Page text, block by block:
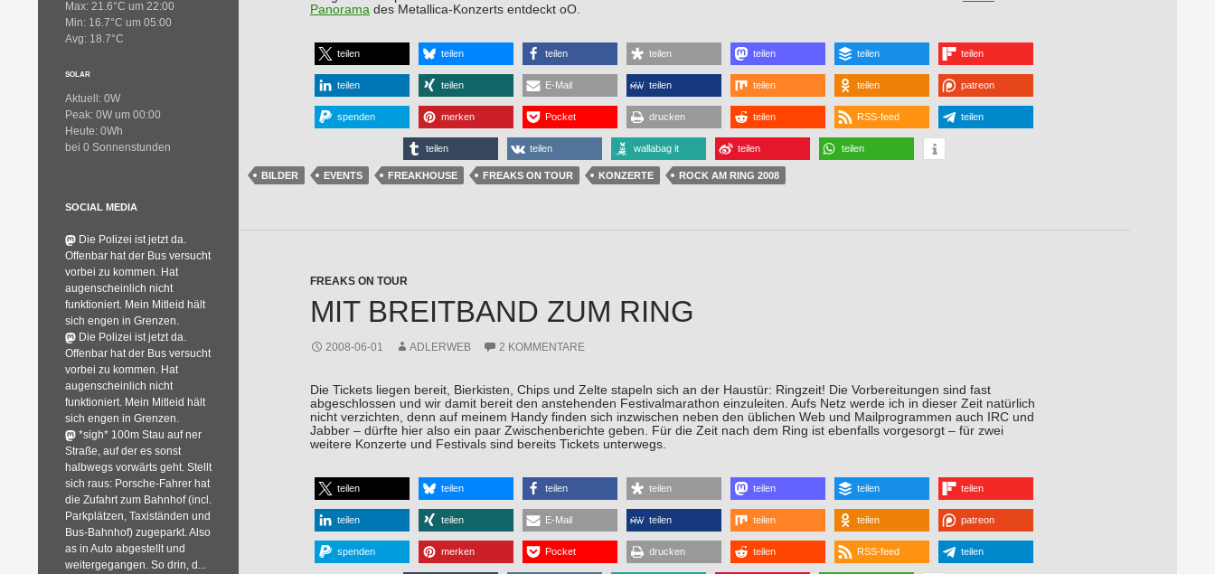
Panorama des Metallica-Konzerts entdeckt oO.
teilen teilen teilen teilen teilen teilen teilen
teilen teilen E-Mail teilen teilen teilen patreon
spenden merken Pocket drucken teilen RSS-feed teilen
teilen teilen wallabag it teilen teilen
BILDER EVENTS FREAKHOUSE FREAKS ON TOUR KONZERTE ROCK AM RING 2008
FREAKS ON TOUR
MIT BREITBAND ZUM RING
2008-06-01 ADLERWEB 2 KOMMENTARE
Die Tickets liegen bereit, Bierkisten, Chips und Zelte stapeln sich an der Haustür: Ringzeit! Die Vorbereitungen sind fast
abgeschlossen und wir damit bereit den anstehenden Festivalmarathon einzuleiten. Aufs Netz werde ich in dieser Zeit natürlich
nicht verzichten, denn auf meinem Handy finden sich inzwischen neben den üblichen Web und Mailprogrammen auch IRC und
Jabber – dürfte hier also ein paar Zwischenberichte geben. Für die Zeit nach dem Ring ist ebenfalls vorgesorgt – für zwei
weitere Konzerte und Festivals sind bereits Tickets unterwegs.
teilen teilen teilen teilen teilen teilen teilen
teilen teilen E-Mail teilen teilen teilen patreon
spenden merken Pocket drucken teilen RSS-feed teilen
Max: 21.6°C um 22:00
Min: 16.7°C um 05:00
Avg: 18.7°C
SOLAR
Aktuell: 0W
Peak: 0W um 00:00
Heute: 0Wh
bei 0 Sonnenstunden
SOCIAL MEDIA
Die Polizei ist jetzt da.
Offenbar hat der Bus versucht
vorbei zu kommen. Hat
augenscheinlich nicht
funktioniert. Mein Mitleid hält
sich engen in Grenzen.
Die Polizei ist jetzt da.
Offenbar hat der Bus versucht
vorbei zu kommen. Hat
augenscheinlich nicht
funktioniert. Mein Mitleid hält
sich engen in Grenzen.
*sigh* 100m Stau auf ner
Straße, auf der es sonst
halbwegs vorwärts geht. Stellt
sich raus: Porsche-Fahrer hat
die Zufahrt zum Bahnhof (incl.
Parkplätzen, Taxiständen und
Bus-Bahnhof) zugeparkt. Also
as in Auto abgestellt und
weitergegangen. So drin, d...